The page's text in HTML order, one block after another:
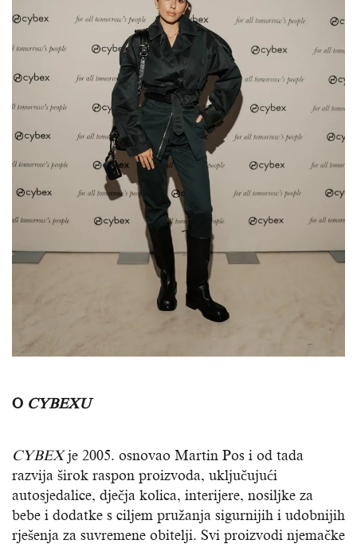
O CYBEXU
CYBEXje 2005. osnovao Martin Pos i od tada
razvija širok raspon proizvoda, uključujući
autosjedalice, dječja kolica, interijere, nosiljke za
bebe i dodatke s ciljem pružanja sigurnijih i udobnijih
rješenja za suvremene obitelji. Svi proizvodi njemačke